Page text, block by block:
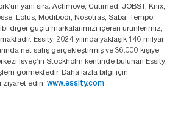
yanı sıra; Actimove, Cutimed, JOBST, Knix,
Lotus, Modibodi, Nosotras, Saba, Tempo,
diğer güçlü markalarımızı içeren ürünlerimiz,
Essity, 2024 yılında yaklaşık 146 milyar
net satış gerçekleştirmiş ve 36.000 kişiye
İsveç’in Stockholm kentinde bulunan Essity,
görmektedir. Daha fazla bilgi için
ziyaret edin. www.essity.com